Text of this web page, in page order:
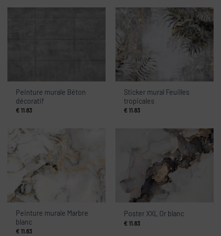
Peinture murale Béton
décoratif
€ 11.83
Sticker mural Feuilles
tropicales
€ 11.83
Peinture murale Marbre
blanc
€ 11.83
Poster XXL Or blanc
€ 11.83